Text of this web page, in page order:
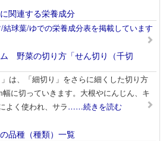
関連する栄養成分
結球葉/ゆでの栄養成分表を掲載しています
野菜の切り方「せん切り（千切
」は、「細切り」をさらに細くした切り方
幅に切っていきます。大根やにんじん、キ
よく使われ、サラ……続きを読む
品種（種類）一覧